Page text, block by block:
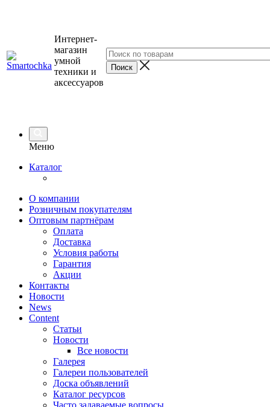
Интернет-
магазин
умной
техники и
аксессуаров
Меню
Каталог
О компании
Розничным покупателям
Оптовым партнёрам
Оплата
Доставка
Условия работы
Гарантия
Акции
Контакты
Новости
News
Content
Статьи
Новости
Все новости
Галерея
Галереи пользователей
Доска объявлений
Каталог ресурсов
Часто задаваемые вопросы